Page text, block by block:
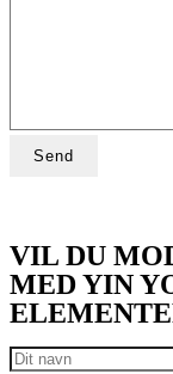
VIL DU
MED YIN